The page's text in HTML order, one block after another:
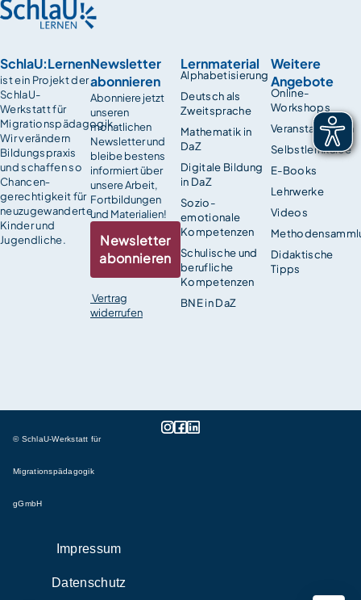
SchlaU:Lernen
ist ein Projekt der
SchlaU-
Werkstatt für
Migrationspädagogik.
Wir verändern
Bildungspraxis
und schaffen so
Chancen­
gerechtigkeit für
neuzugewanderte
Kinder und
Jugendliche.
Lernmaterial
Alphabetisierung
Deutsch als
Zweitsprache
Mathematik in
DaZ
Digitale Bildung
in DaZ
Sozio-
emotionale
Kompetenzen
Schulische und
berufliche
Kompetenzen
BNE in DaZ
Weitere
Angebote
Online-
Workshops
Veranstaltungen
Selbstlernkurse
E-Books
Lehrwerke
Videos
Didaktische
Tipps
Newsletter
abonnieren
Abonniere jetzt
unseren
monatlichen
Newsletter und
bleibe bestens
informiert über
unsere Arbeit,
Fortbildungen
und Materialien!
Newsletter
abonnieren
Vertrag
widerrufen
© SchlaU-Werkstatt für
Migrationspädagogik
gGmbH
Impressum
Datenschutz